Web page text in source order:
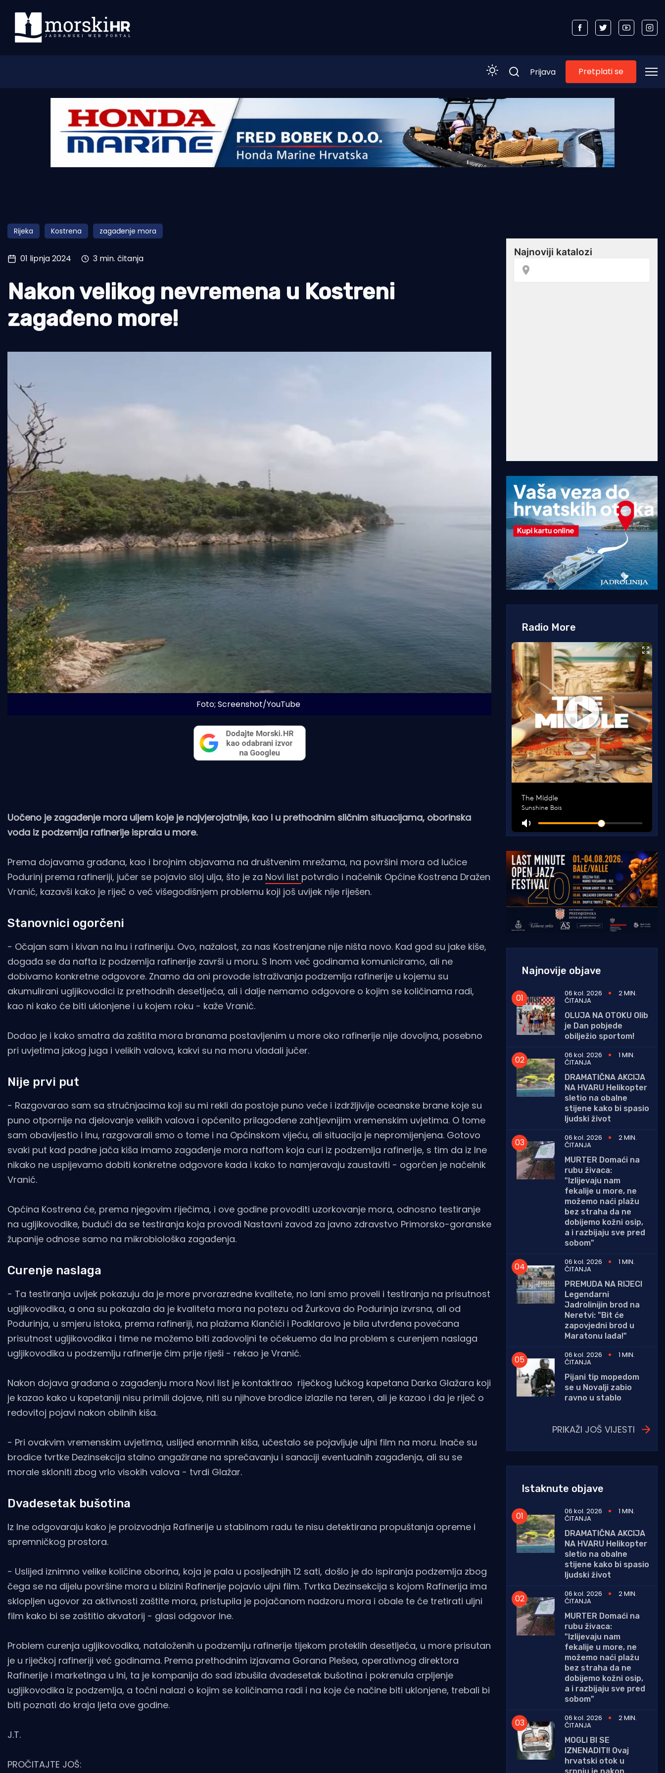
Morski plus
Pomorstvo
Ribolov
Tradicija i kultura
Prijava Pretplati se
Rijeka Kostrena zagađenje mora
01 lipnja 2024 3 min. čitanja
Nakon velikog nevremena u Kostreni
zagađeno more!
Foto; Screenshot/YouTube
Uočeno je zagađenje mora uljem koje je najvjerojatnije, kao i u prethodnim sličnim situacijama, oborinska
voda iz podzemlja rafinerije isprala u more.
Prema dojavama građana, kao i brojnim objavama na društvenim mrežama, na površini mora od lučice
Podurinj prema rafineriji, jučer se pojavio sloj ulja, što je za Novi list potvrdio i načelnik Općine Kostrena Dražen
Vranić, kazavši kako je riječ o već višegodišnjem problemu koji još uvijek nije riješen.
Stanovnici ogorčeni
- Očajan sam i kivan na Inu i rafineriju. Ovo, nažalost, za nas Kostrenjane nije ništa novo. Kad god su jake kiše,
događa se da nafta iz podzemlja rafinerije završi u moru. S Inom već godinama komuniciramo, ali ne
dobivamo konkretne odgovore. Znamo da oni provode istraživanja podzemlja rafinerije u kojemu su
akumulirani ugljikovodici iz prethodnih desetljeća, ali i dalje nemamo odgovore o kojim se količinama radi,
kao ni kako će biti uklonjene i u kojem roku - kaže Vranić.
Dodao je i kako smatra da zaštita mora branama postavljenim u more oko rafinerije nije dovoljna, posebno
pri uvjetima jakog juga i velikih valova, kakvi su na moru vladali jučer.
Nije prvi put
- Razgovarao sam sa stručnjacima koji su mi rekli da postoje puno veće i izdržljivije oceanske brane koje su
puno otpornije na djelovanje velikih valova i općenito prilagođene zahtjevnijim vremenskim uvjetima. O tome
sam obavijestio i Inu, razgovarali smo o tome i na Općinskom vijeću, ali situacija je nepromijenjena. Gotovo
svaki put kad padne jača kiša imamo zagađenje mora naftom koja curi iz podzemlja rafinerije, s tim da iz Ine
nikako ne uspijevamo dobiti konkretne odgovore kada i kako to namjeravaju zaustaviti - ogorčen je načelnik
Vranić.
Općina Kostrena će, prema njegovim riječima, i ove godine provoditi uzorkovanje mora, odnosno testiranje
na ugljikovodike, budući da se testiranja koja provodi Nastavni zavod za javno zdravstvo Primorsko-goranske
županije odnose samo na mikrobiološka zagađenja.
Curenje naslaga
- Ta testiranja uvijek pokazuju da je more prvorazredne kvalitete, no lani smo proveli i testiranja na prisutnost
ugljikovodika, a ona su pokazala da je kvaliteta mora na potezu od Žurkova do Podurinja izvrsna, ali od
Podurinja, u smjeru istoka, prema rafineriji, na plažama Klančići i Podklarovo je bila utvrđena povećana
prisutnost ugljikovodika i time ne možemo biti zadovoljni te očekuemo da Ina problem s curenjem naslaga
ugljikovodika u podzemlju rafinerije čim prije riješi - rekao je Vranić.
Nakon dojava građana o zagađenju mora Novi list je kontaktirao riječkog lučkog kapetana Darka Glažara koji
je kazao kako u kapetaniji nisu primili dojave, niti su njihove brodice izlazile na teren, ali je kazao i da je riječ o
redovitoj pojavi nakon obilnih kiša.
- Pri ovakvim vremenskim uvjetima, uslijed enormnih kiša, učestalo se pojavljuje uljni film na moru. Inače su
brodice tvrtke Dezinsekcija stalno angažirane na sprečavanju i sanaciji eventualnih zagađenja, ali su se
morale skloniti zbog vrlo visokih valova - tvrdi Glažar.
Dvadesetak bušotina
Iz Ine odgovaraju kako je proizvodnja Rafinerije u stabilnom radu te nisu detektirana propuštanja opreme i
spremničkog prostora.
- Uslijed iznimno velike količine oborina, koja je pala u posljednjih 12 sati, došlo je do ispiranja podzemlja zbog
čega se na dijelu površine mora u blizini Rafinerije pojavio uljni film. Tvrtka Dezinsekcija s kojom Rafinerija ima
sklopljen ugovor za aktivnosti zaštite mora, pristupila je pojačanom nadzoru mora i obale te će tretirati uljni
film kako bi se zaštitio akvatorij - glasi odgovor Ine.
Problem curenja ugljikovodika, nataloženih u podzemlju rafinerije tijekom proteklih desetljeća, u more prisutan
je u riječkoj rafineriji već godinama. Prema prethodnim izjavama Gorana Plešea, operativnog direktora
Rafinerije i marketinga u Ini, ta je kompanija do sad izbušila dvadesetak bušotina i pokrenula crpljenje
ugljikovodika iz podzemlja, a točni nalazi o kojim se količinama radi i na koje će načine biti uklonjene, trebali bi
biti poznati do kraja ljeta ove godine.
J.T.
PROČITAJTE JOŠ:
Radio More
Najnovije objave
06 kol. 2026 2 MIN.
ČITANJA
OLUJA NA OTOKU Olib
je Dan pobjede
obilježio sportom!
06 kol. 2026
1 MIN.
ČITANJA
DRAMATIČNA AKCIJA
NA HVARU Helikopter
sletio na obalne
stijene kako bi spasio
ljudski život
06 kol. 2026
2 MIN.
ČITANJA
MURTER Domaći na
rubu živaca:
"Izlijevaju nam
fekalije u more, ne
možemo naći plažu
bez straha da ne
dobijemo kožni osip,
a i razbijaju sve pred
sobom"
06 kol. 2026
1 MIN.
ČITANJA
PREMUDA NA RIJECI
Legendarni
Jadrolinijin brod na
Neretvi: "Bit će
zapovjedni brod u
Maratonu lađa!"
06 kol. 2026
1 MIN.
ČITANJA
Pijani tip mopedom
se u Novalji zabio
ravno u stablo
PRIKAŽI JOŠ VIJESTI
Istaknute objave
06 kol. 2026 1 MIN.
ČITANJA
DRAMATIČNA AKCIJA
NA HVARU Helikopter
sletio na obalne
stijene kako bi spasio
ljudski život
06 kol. 2026
2 MIN.
ČITANJA
MURTER Domaći na
rubu živaca:
"Izlijevaju nam
fekalije u more, ne
možemo naći plažu
bez straha da ne
dobijemo kožni osip,
a i razbijaju sve pred
sobom"
06 kol. 2026
2 MIN.
ČITANJA
MOGLI BI SE
IZNENADITI! Ovaj
hrvatski otok u
srpnju je nakon